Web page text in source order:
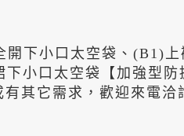
下小口太空袋、(B1)上
小口太空袋【加強型防
其它需求，歡迎來電洽